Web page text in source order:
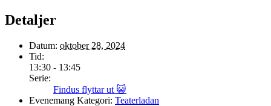
Detaljer
Datum: oktober 28, 2024
Tid:
13:30 - 13:45
Serie:
Findus flyttar ut 😺
Evenemang Kategori: Teaterladan